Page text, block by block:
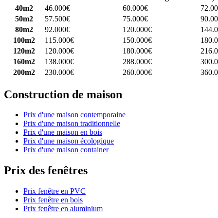
40m2
46.000€ 60.000€
50m2
57.500€ 75.000€
80m2
92.000€ 120.000€
100m2
115.000€ 150.000€
120m2
120.000€ 180.000€
160m2
138.000€ 288.000€
200m2
230.000€ 260.000€
Construction de maison
Prix d'une maison contemporaine
Prix d'une maison traditionnelle
Prix d'une maison en bois
Prix d'une maison écologique
Prix d'une maison container
Prix des fenêtres
Prix fenêtre en PVC
Prix fenêtre en bois
Prix fenêtre en aluminium